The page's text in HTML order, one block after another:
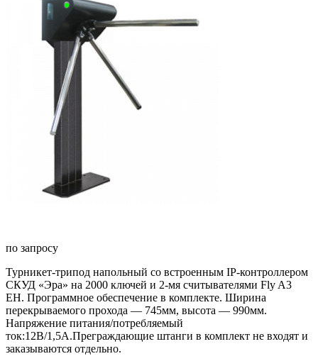
по запросу
Турникет-трипод напольный со встроенным IP-контроллером
СКУД «Эра» на 2000 ключей и 2-мя считывателями Fly A3
EH. Программное обеспечение в комплекте. Ширина
перекрываемого прохода — 745мм, высота — 990мм.
Напряжение питания/потребляемый
ток:12В/1,5А.Преграждающие штанги в комплект не входят и
заказываются отдельно.